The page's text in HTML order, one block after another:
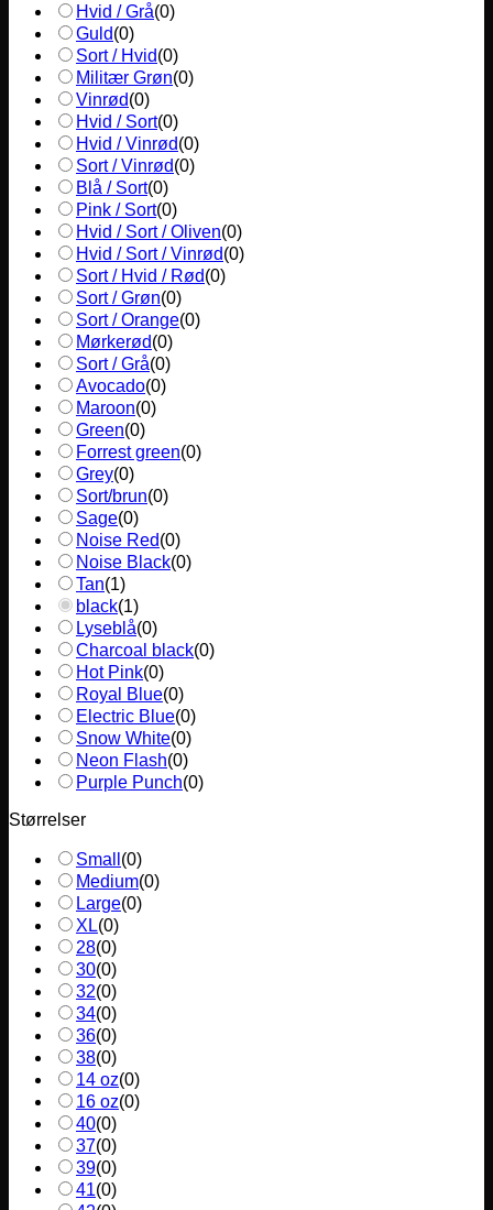
Hvid / Grå(0)
Guld(0)
Sort / Hvid(0)
Militær Grøn(0)
Vinrød(0)
Hvid / Sort(0)
Hvid / Vinrød(0)
Sort / Vinrød(0)
Blå / Sort(0)
Pink / Sort(0)
Hvid / Sort / Oliven(0)
Hvid / Sort / Vinrød(0)
Sort / Hvid / Rød(0)
Sort / Grøn(0)
Sort / Orange(0)
Mørkerød(0)
Sort / Grå(0)
Avocado(0)
Maroon(0)
Green(0)
Forrest green(0)
Grey(0)
Sort/brun(0)
Sage(0)
Noise Red(0)
Noise Black(0)
Tan(1)
black(1)
Lyseblå(0)
Charcoal black(0)
Hot Pink(0)
Royal Blue(0)
Electric Blue(0)
Snow White(0)
Neon Flash(0)
Purple Punch(0)
Størrelser
Small (0)
Medium(0)
Large(0)
XL(0)
28(0)
30(0)
32(0)
34(0)
36(0)
38(0)
14 oz(0)
16 oz(0)
40(0)
37(0)
39(0)
41(0)